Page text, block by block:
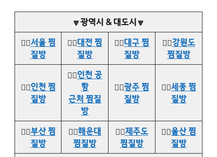
🔽광역시 & 대도시🔽
👉🏻서울 찜
질방
👉🏻대전 찜
질방
👉🏻대구 찜
질방
👉🏻강원도
찜질방
👉🏻인천 찜
질방
👉🏻인천 공
항
근처 찜질
방
👉🏻광주 찜
질방
👉🏻세종 찜
질방
👉🏻부산 찜
질방
👉🏻해운대
찜질방
👉🏻제주도
찜질방
👉🏻울산 찜
질방